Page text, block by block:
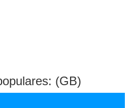
(GB)